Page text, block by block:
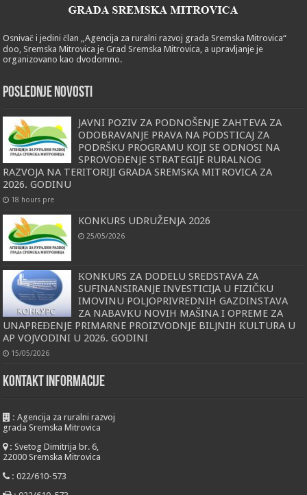
Osnivač i jedini član „Agencija za ruralni razvoj grada Sremska Mitrovica“
doo, Sremska Mitrovica je Grad Sremska Mitrovica, a upravljanje je
organizovano kao dvodomno.
POSLEDNJE NOVOSTI
JAVNI POZIV ZA PODNOŠENJE ZAHTEVA ZA
ODOBRAVANJE PRAVA NA PODSTICAJ ZA
PODRŠKU PROGRAMU KOJI SE ODNOSI NA
SPROVOĐENJE STRATEGIJE RURALNOG
RAZVOJA NA TERITORIJI GRADA SREMSKA MITROVICA ZA
2026. GODINU
18 hours pre
KONKURS UDRUŽENJA 2026
25/05/2026
КONКURS ZA DODELU SREDSTAVA ZA
SUFINANSIRANJE INVESTICIJA U FIZIČКU
IMOVINU POLJOPRIVREDNIH GAZDINSTAVA
ZA NABAVКU NOVIH MAŠINA I OPREME ZA
UNAPREĐENJE PRIMARNE PROIZVODNJE BILJNIH КULTURA U
AP VOJVODINI U 2026. GODINI
15/05/2026
KONTAKT INFORMACIJE
:Agencija za ruralni razvoj
grada Sremska Mitrovica
: Svetog Dimitrija br. 6,
22000 Sremska Mitrovica
:022/610-573